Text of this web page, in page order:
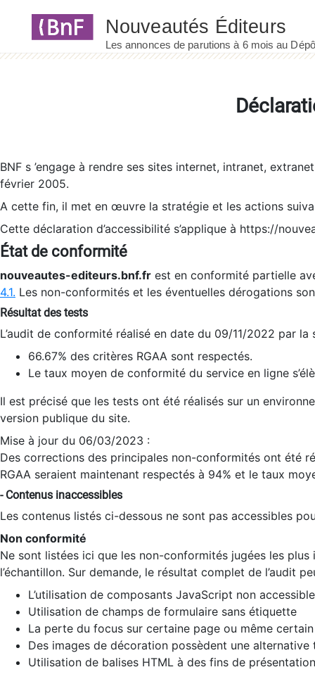
BNF s ’engage à rendre ses sites internet, intranet,
février 2005.
A cette fin, il met en œuvre la stratégie et les actions
Cette déclaration d’accessibilité s’applique à https://
État de conformité
nouveautes-editeurs.bnf.fr est en conformité partielle
4.1. Les non-conformités et les éventuelles dérogations
Résultat des tests
L’audit de conformité réalisé en date du 09/11/2022 par
66.67% des critères RGAA sont respectés.
Le taux moyen de conformité du service en ligne
Il est précisé que les tests ont été réalisés sur un
version publique du site.
Mise à jour du 06/03/2023 :
Des corrections des principales non-conformités ont été
RGAA seraient maintenant respectés à 94% et le taux
- Contenus inaccessibles
Les contenus listés ci-dessous ne sont pas accessibles
Non conformité
Ne sont listées ici que les non-conformités jugées les
l’échantillon. Sur demande, le résultat complet de l’audit
L’utilisation de composants JavaScript non
Utilisation de champs de formulaire sans étiquette
La perte du focus sur certaine page ou même
Des images de décoration possèdent une alternative
Utilisation de balises HTML à des fins de